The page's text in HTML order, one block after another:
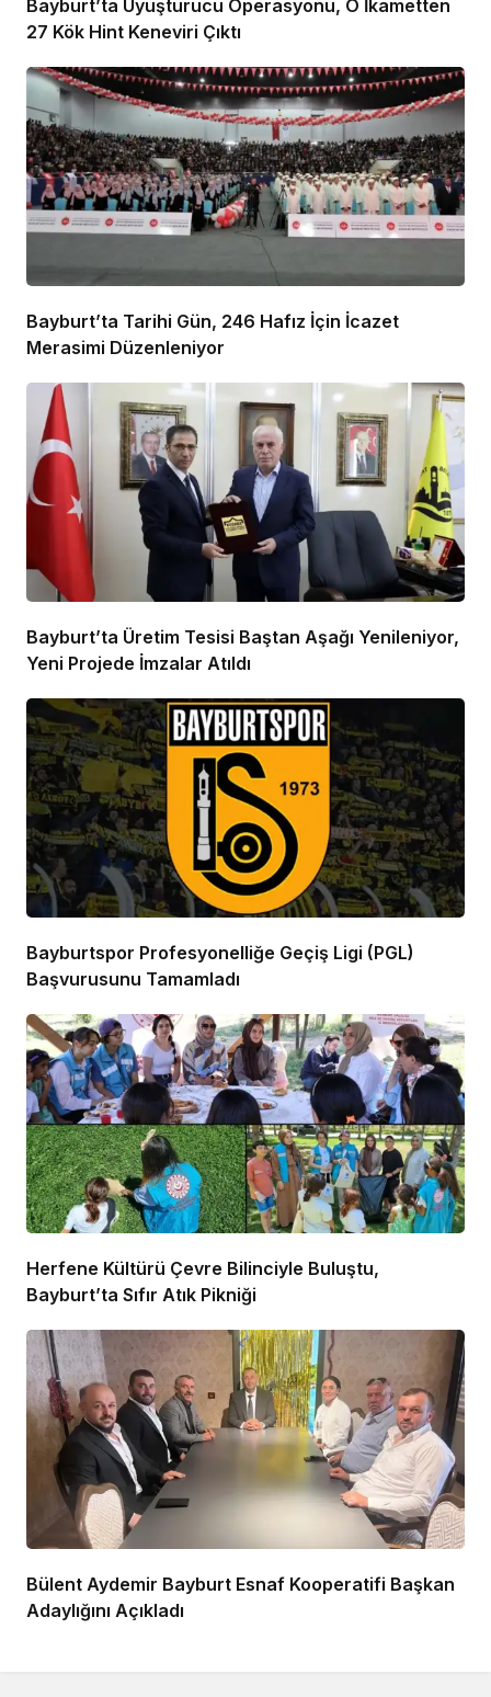
Bayburt’ta Uyuşturucu Operasyonu, O İkametten
27 Kök Hint Keneviri Çıktı
Bayburt’ta Tarihi Gün, 246 Hafız İçin İcazet
Merasimi Düzenleniyor
Bayburt’ta Üretim Tesisi Baştan Aşağı Yenileniyor,
Yeni Projede İmzalar Atıldı
Bayburtspor Profesyonelliğe Geçiş Ligi (PGL)
Başvurusunu Tamamladı
Herfene Kültürü Çevre Bilinciyle Buluştu,
Bayburt’ta Sıfır Atık Pikniği
Bülent Aydemir Bayburt Esnaf Kooperatifi Başkan
Adaylığını Açıkladı